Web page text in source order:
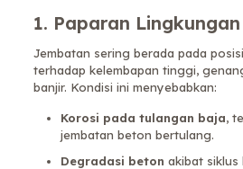
1. Paparan
Jembatan sering berada pada
terhadap kelembapan tinggi,
banjir. Kondisi ini menyebabkan:
Korosi pada tulangan baja,
jembatan beton bertulang.
Degradasi beton akibat